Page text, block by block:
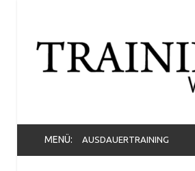
MENÜ: AUSDAUERTRAINING